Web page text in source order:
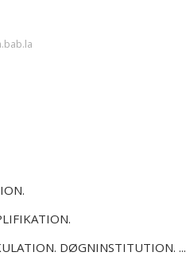
DØGNINSTITUTION. ...